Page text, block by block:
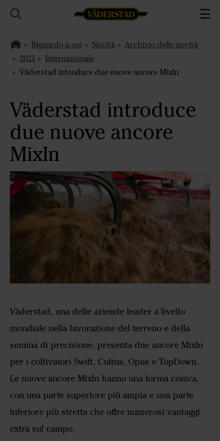
Riguardo a noi Novità
Archivio delle novità
2021
Internazionale
Väderstad introduce due nuove ancore MixIn
Väderstad introduce
due nuove ancore
MixIn
Väderstad, una delle aziende leader a livello
mondiale nella lavorazione del terreno e della
semina di precisione, presenta due ancore MixIn
per i coltivatori Swift, Cultus, Opus e TopDown.
Le nuove ancore MixIn hanno una forma conica,
con una parte superiore più ampia e una parte
inferiore più stretta che offre numerosi vantaggi
extra sul campo.